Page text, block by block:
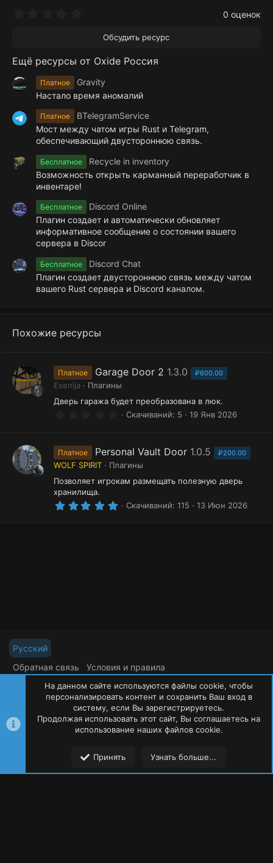
в
з
д
0 оценок
Обсудить ресурс
Ещё ресурсы от Oxide Россия
Платное
Gravity
Настало время аномалий
Платное
BTelegramService
Мост между чатом игры Rust и Telegram,
обеспечивающий двустороннюю связь.
Бесплатное
Recycle in inventory
Возможность открыть карманный переработчик в
инвентаре!
Бесплатное
Discord Online
Плагин создает и автоматически обновляет
информативное сообщение о состоянии вашего
сервера в Discor
Бесплатное
Discord Chat
Плагин создает двустороннюю связь между чатом
вашего Rust сервера и Discord каналом.
Похожие ресурсы
Платное Garage Door 2 1.3.0 ₽600.00
Esenija
Плагины
Дверь гаража будет преобразована в люк.
0
з
в
ё
з
д
Скачиваний 5 19 Янв 2026
Платное Personal Vault Door 1.0.5 ₽200.00
WOLF SPIRIT
Плагины
Позволяет игрокам размещать полезную дверь
хранилища.
5 Скачиваний 115 13 Июн 2026
Русский
Обратная связь
Условия и правила
Политика конфиденциальности
Помощь
R
S
S
©Oxide Россия2015-2026
На данном сайте используются файлы cookie, чтобы
персонализировать контент и сохранить Ваш вход в
систему, если Вы зарегистрируетесь.
Продолжая использовать этот сайт, Вы соглашаетесь на
использование наших файлов cookie.
Принять Узнать больше...